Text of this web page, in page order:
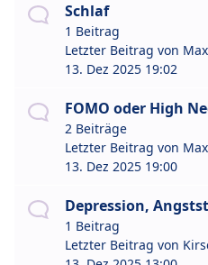
Schlaf
1 Beitrag
Letzter Beitrag von
13. Dez 2025 19:02
FOMO oder High
2 Beiträge
Letzter Beitrag von
13. Dez 2025 19:00
Depression,
1 Beitrag
Letzter Beitrag von